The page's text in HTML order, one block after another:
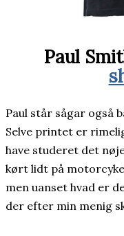
Paul
Paul står sågar også
Selve printet er
have studeret det
kørt lidt på
men uanset hvad er
der efter min menig